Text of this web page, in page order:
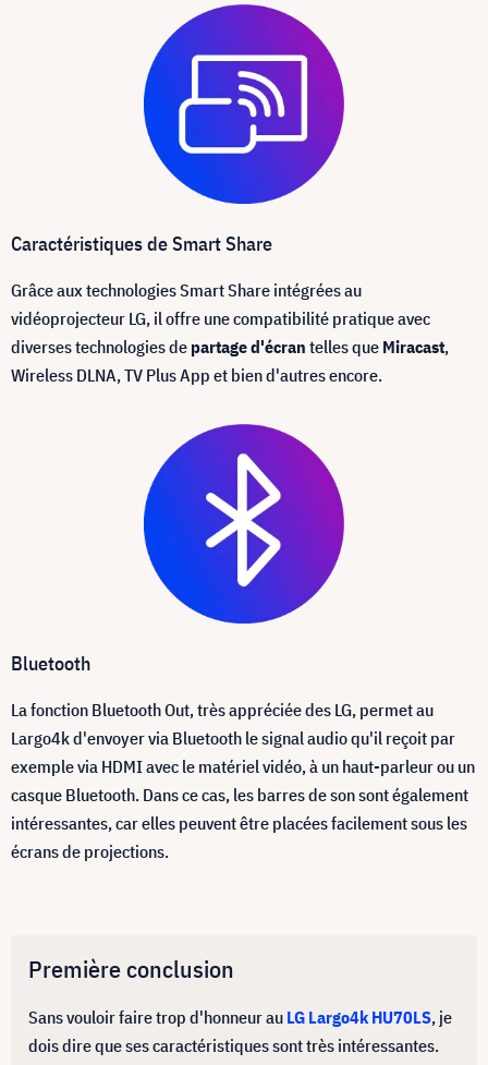
Caractéristiques de Smart Share
Grâce aux technologies Smart Share intégrées au
vidéoprojecteur LG, il offre une compatibilité pratique avec
diverses technologies de partage d'écran telles que Miracast,
Wireless DLNA, TV Plus App et bien d'autres encore.
Bluetooth
La fonction Bluetooth Out, très appréciée des LG, permet au
Largo4k d'envoyer via Bluetooth le signal audio qu'il reçoit par
exemple via HDMI avec le matériel vidéo, à un haut-parleur ou un
casque Bluetooth. Dans ce cas, les barres de son sont également
intéressantes, car elles peuvent être placées facilement sous les
écrans de projections.
Première conclusion
Sans vouloir faire trop d'honneur au LG Largo4k HU70LS, je
dois dire que ses caractéristiques sont très intéressantes.